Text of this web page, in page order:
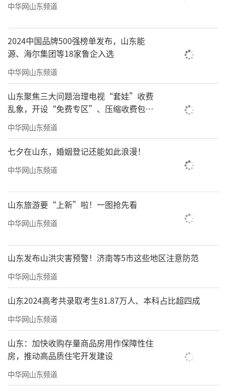
中华网山东频道
2024中国品牌500强榜单发布，山东能
源、海尔集团等18家鲁企入选
中华网山东频道
山东聚焦三大问题治理电视“套娃”收费
乱象，开设“免费专区”、压缩收费包比
例70%以上
中华网山东频道
七夕在山东，婚姻登记还能如此浪漫！
中华网山东频道
山东旅游要“上新”啦！一图抢先看
中华网山东频道
山东发布山洪灾害预警！济南等5市这些地区注意防范
中华网山东频道
山东2024高考共录取考生81.87万人、本科占比超四成
中华网山东频道
山东：加快收购存量商品房用作保障性住
房，推动高品质住宅开发建设
中华网山东频道